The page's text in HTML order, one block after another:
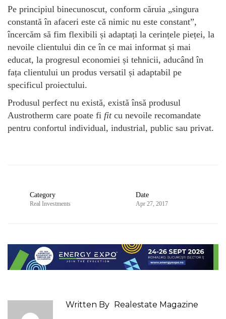
Pe principiul binecunoscut, conform căruia „singura
constantă în afaceri este că nimic nu este constant”,
încercăm să fim flexibili și adaptați la cerințele pieței, la
nevoile clientului din ce în ce mai informat și mai
educat, la progresul economiei și tehnicii, aducând în
fața clientului un produs versatil și adaptabil pe
specificul proiectului.
Produsul perfect nu există, există însă produsul
Austrotherm care poate fi fitcu nevoile recomandate
pentru confortul individual, industrial, public sau privat.
Category
Real Investments
Date
Apr 27, 2017
Written By Realestate Magazine